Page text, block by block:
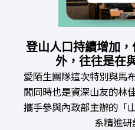
登山人口持續增加
外，往往是在
愛陌生團隊這次特別與馬
闆同時也是資深山友的林
攜手參與內政部主辦的「
系精進研